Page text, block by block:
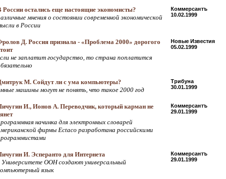
России остались еще настоящие экономисты?
мнения о состоянии современной экономической
в России
Коммерсантъ
10.02.1999
Д. Россия признала - «Проблема 2000» дорогого
не заплатит государство, то страна поплатится
Новые Известия
05.02.1999
М. Сойдут ли с ума компьютеры?
машины могут не понять, что такое 2000 год
Трибуна
30.01.1999
И., Ионов А. Переводчик, который карман не
начинка для электронных словарей
фирмы Ectaco разработана российскими
Коммерсантъ
29.01.1999
И. Эсперанто для Интернета
Университете ООН создают универсальный
язык
Коммерсантъ
29.01.1999